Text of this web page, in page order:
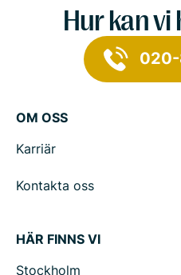
Hur kan vi
OM OSS
Karriär
Kontakta oss
HÄR FINNS VI
Stockholm